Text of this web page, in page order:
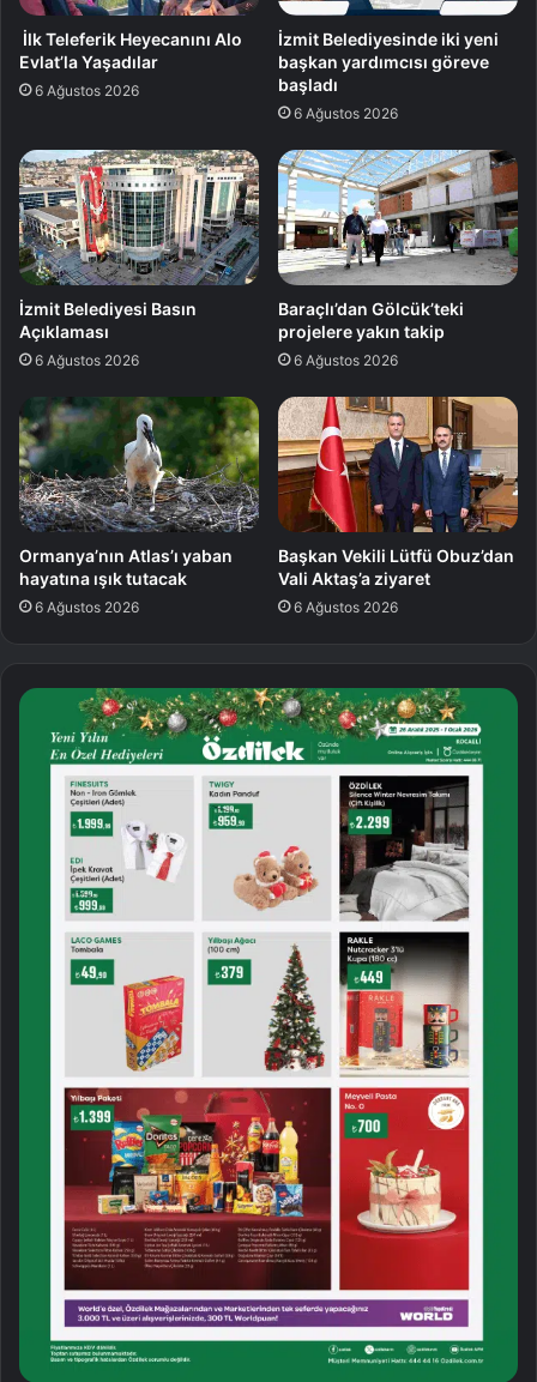
İlk Teleferik Heyecanını Alo
Evlat’la Yaşadılar
6 Ağustos 2026
İzmit Belediyesinde iki yeni
başkan yardımcısı göreve
başladı
6 Ağustos 2026
İzmit Belediyesi Basın
Açıklaması
6 Ağustos 2026
Baraçlı’dan Gölcük’teki
projelere yakın takip
6 Ağustos 2026
Ormanya’nın Atlas’ı yaban
hayatına ışık tutacak
6 Ağustos 2026
Başkan Vekili Lütfü Obuz’dan
Vali Aktaş’a ziyaret
6 Ağustos 2026